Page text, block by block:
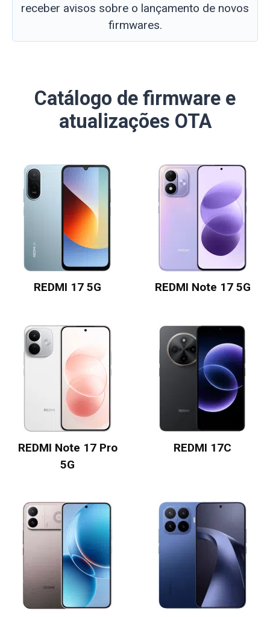
receber avisos sobre o lançamento de novos
firmwares.
Catálogo de firmware e
atualizações OTA
REDMI 17 5G REDMI Note 17 5G
REDMI Note 17 Pro
5G
REDMI 17C